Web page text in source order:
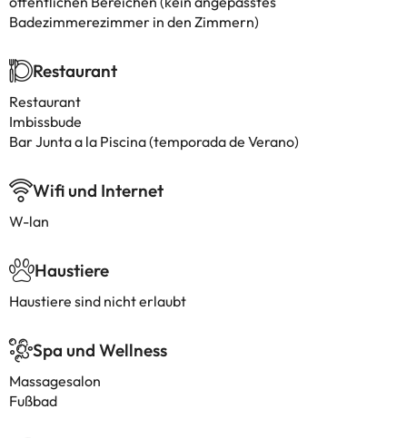
Badezimmerezimmer in den Zimmern)
Restaurant
Restaurant
Imbissbude
Bar Junta a la Piscina (temporada de Verano)
Wifi und Internet
W-lan
Haustiere
Haustiere sind nicht erlaubt
Spa und Wellness
Massagesalon
Fußbad